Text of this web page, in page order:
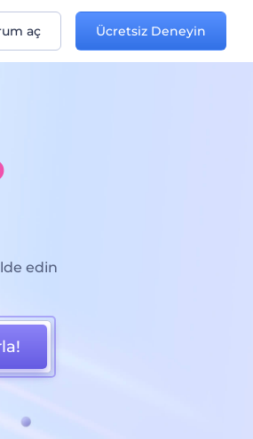
aç Ücretsiz Deneyin
edin